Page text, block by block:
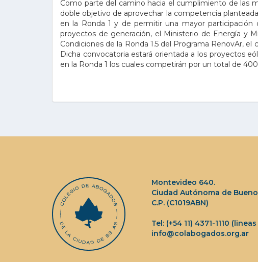
Como parte del camino hacia el cumplimiento de las
doble objetivo de aprovechar la competencia
en la Ronda 1 y de permitir una mayor participación
proyectos de generación, el Ministerio de Energía y
Condiciones de la Ronda 1.5 del Programa RenovAr,
Dicha convocatoria estará orientada a los proyectos
en la Ronda 1 los cuales competirán por un total de
Montevideo 640.
Ciudad Autónoma de
C.P. (C1019ABN)
Tel: (+54 11) 4371-1110
info@colabogados.org.ar